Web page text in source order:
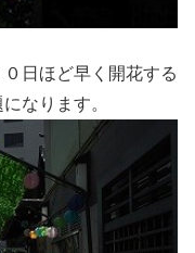
日ほど早く開花する
なります。